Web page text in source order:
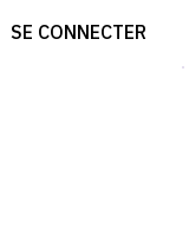
SE CONNECTER